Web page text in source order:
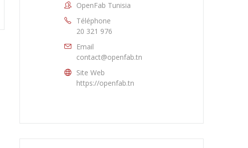
OpenFab Tunisia
Téléphone
20 321 976
Email
contact@openfab.tn
Site Web
https://openfab.tn